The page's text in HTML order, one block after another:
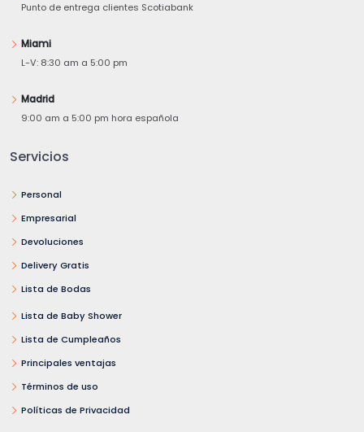
Punto de entrega clientes Scotiabank
Miami
L-V: 8:30 am a 5:00 pm
Madrid
9:00 am a 5:00 pm hora española
Servicios
Personal
Empresarial
Devoluciones
Delivery Gratis
Lista de Bodas
Lista de Baby Shower
Lista de Cumpleaños
Principales ventajas
Términos de uso
Políticas de Privacidad